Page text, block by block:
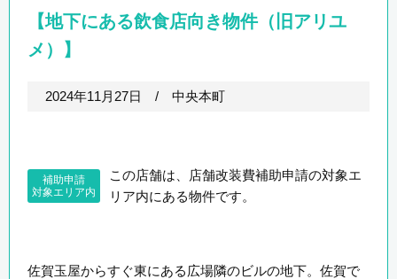
【地下にある飲食店向き物件（旧アリユ
メ）】
2024年11月27日 / 中央本町
補助申請
対象エリア内
この店舗は、店舗改装費補助申請の対象エ
リア内にある物件です。
佐賀玉屋からすぐ東にある広場隣のビルの地下。佐賀で